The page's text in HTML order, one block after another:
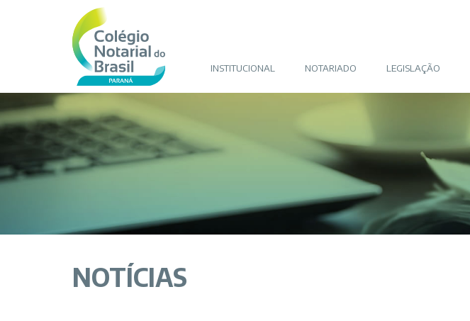
INSTITUCIONAL NOTARIADO LEGISLAÇÃO
NOTÍCIAS